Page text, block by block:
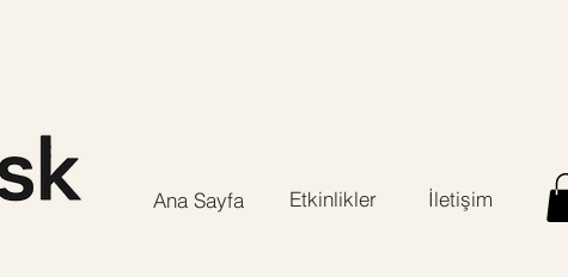
Ana Sayfa İletişim
Etkinlikler